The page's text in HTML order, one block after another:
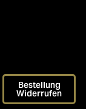
Bestellung
Widerrufen